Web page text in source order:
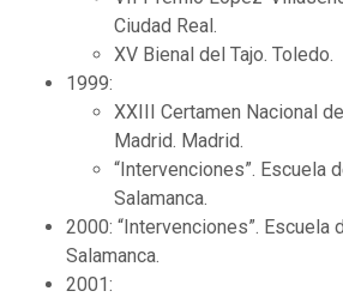
Ciudad Real.
XV Bienal del Tajo. Toledo.
1999:
XXIII Certamen Nacional
Madrid. Madrid.
“Intervenciones”. Escuela
Salamanca.
2000: “Intervenciones”. Escuela
Salamanca.
2001: